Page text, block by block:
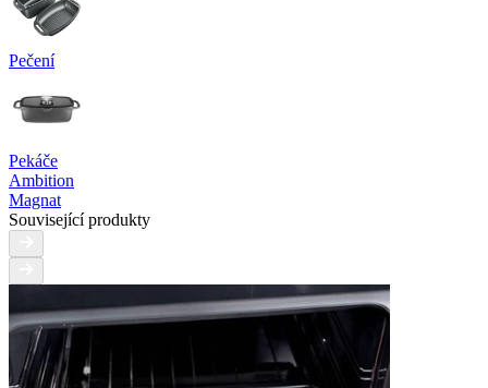
Pečení
Pekáče
Ambition
Magnat
Související produkty